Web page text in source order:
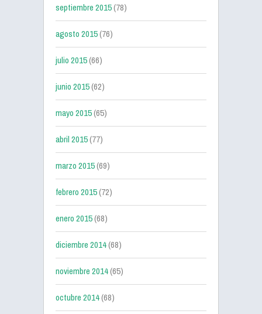
septiembre 2015(78)
agosto 2015(76)
julio 2015(66)
junio 2015(62)
mayo 2015(65)
abril 2015(77)
marzo 2015(69)
febrero 2015(72)
enero 2015(68)
diciembre 2014(68)
noviembre 2014(65)
octubre 2014(68)